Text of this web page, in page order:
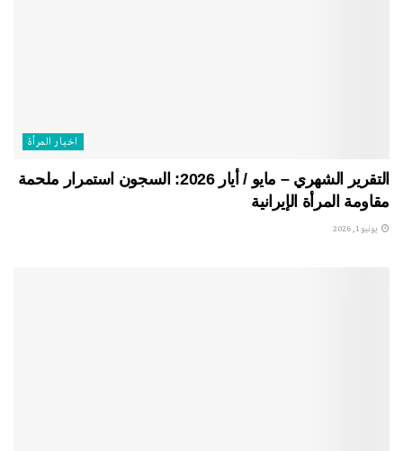
اخبار المرأة
التقرير الشهري – مايو / أيار 2026: السجون استمرار ملحمة
مقاومة المرأة الإيرانية
يونيو 1, 2026